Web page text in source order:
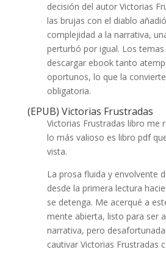
decisión del autor Victorias
las brujas con el diablo
complejidad a la narrativa,
perturbó por igual. Los
descargar ebook tanto
oportunos, lo que la
obligatoria.
(EPUB) Victorias Frustradas
Victorias Frustradas libro me
lo más valioso es libro pdf
vista.
La prosa fluida y envolvente
desde la primera lectura
se detenga. Me acerqué a
mente abierta, listo para ser
narrativa, pero
cautivar Victorias Frustradas